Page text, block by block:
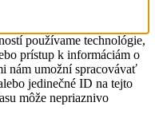
používame technológie,
prístup k informáciám o
nám umožní spracovávať
jedinečné ID na tejto
môže nepriaznivo